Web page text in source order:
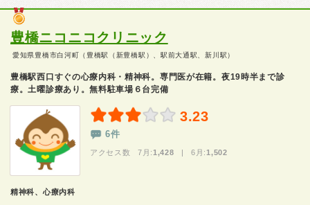
豊橋ニコニコクリニック
愛知県豊橋市白河町（豊橋駅（新豊橋駅）、駅前大通駅、新川駅）
豊橋駅西口すぐの心療内科・精神科。専門医が在籍。夜19時半まで診
療。土曜診療あり。無料駐車場６台完備
3.23
6件
アクセス数 7月: 1,428 | 6月: 1,502
精神科、心療内科